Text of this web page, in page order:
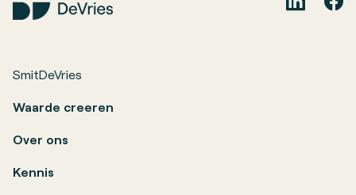
SmitDeVries
Waarde creeren
Over ons
Kennis